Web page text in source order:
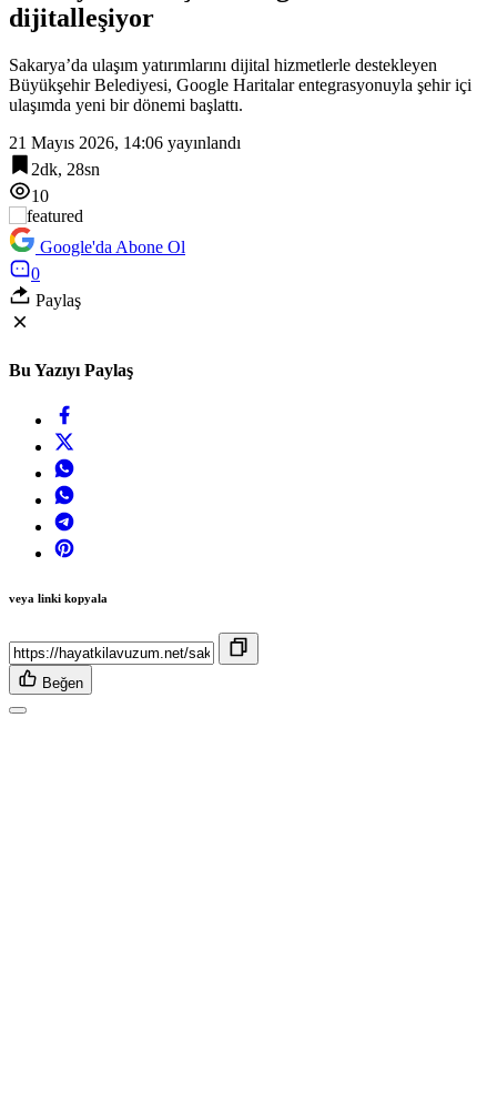
10:12
İzmir Bornova’da ortak akıl buluşması
dijitalleşiyor
Sakarya’da ulaşım yatırımlarını dijital hizmetlerle destekleyen
Büyükşehir Belediyesi, Google Haritalar entegrasyonuyla şehir içi
ulaşımda yeni bir dönemi başlattı.
21 Mayıs 2026, 14:06 yayınlandı
2dk, 28sn
10
Google'da Abone Ol
0
Paylaş
Bu Yazıyı Paylaş
veya linki kopyala
Beğen